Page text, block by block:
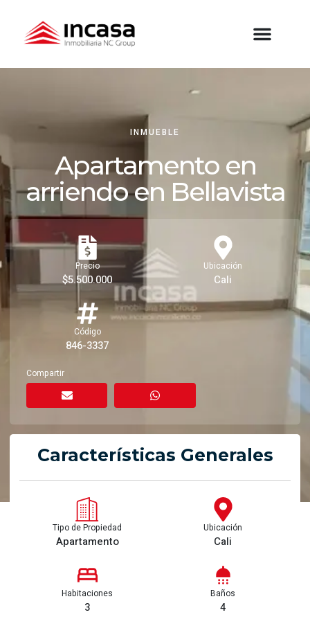
INMUEBLE
Apartamento en
arriendo en Bellavista
Precio
$5.500.000
Ubicación
Cali
Código
846-3337
Compartir
Características Generales
Tipo de Propiedad
Apartamento
Ubicación
Cali
Habitaciones
3
Baños
4